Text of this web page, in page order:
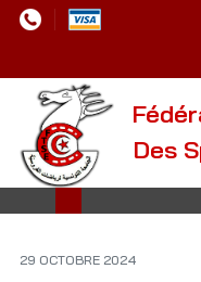
Des
29 OCTOBRE 2024